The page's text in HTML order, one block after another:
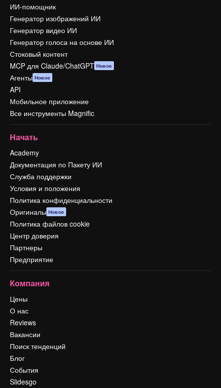
ИИ-помощник
Генератор изображений ИИ
Генератор видео ИИ
Генератор голоса на основе ИИ
Стоковый контент
MCP для Claude/ChatGPT Новое
Агенты Новое
API
Мобильное приложение
Все инструменты Magnific
Начать
Academy
Документация по Пакету ИИ
Служба поддержки
Условия и положения
Политика конфиденциальности
Оригиналы Новое
Политика файлов cookie
Центр доверия
Партнеры
Предприятие
Компания
Цены
О нас
Reviews
Вакансии
Поиск тенденций
Блог
События
Slidesgo